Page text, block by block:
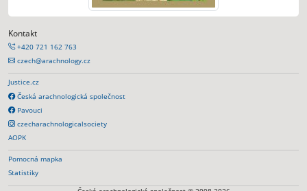
Kontakt
+420 721 162 763
czech@arachnology.cz
Justice.cz
Česká arachnologická společnost
Pavouci
czecharachnologicalsociety
AOPK
Pomocná mapka
Statistiky